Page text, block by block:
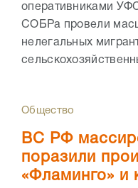
оперативниками
СОБРа провели
нелегальных
Общество
ВС РФ
поразили
«Фламинго» и